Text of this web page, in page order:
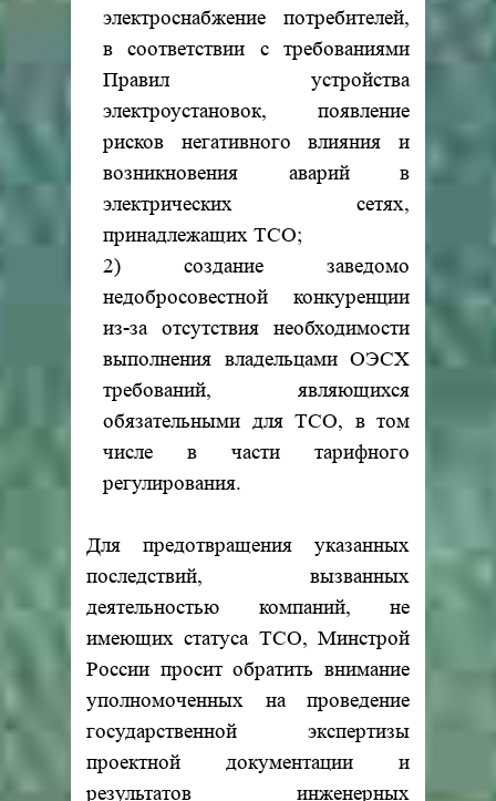
электроснабжение потребителей,
в соответствии с требованиями
Правил устройства
электроустановок, появление
рисков негативного влияния и
возникновения аварий в
электрических сетях,
принадлежащих ТСО;
2) создание заведомо
недобросовестной конкуренции
из-за отсутствия необходимости
выполнения владельцами ОЭСХ
требований, являющихся
обязательными для ТСО, в том
числе в части тарифного
регулирования.
Для предотвращения указанных
последствий, вызванных
деятельностью компаний, не
имеющих статуса ТСО, Минстрой
России просит обратить внимание
уполномоченных на проведение
государственной экспертизы
проектной документации и
результатов инженерных